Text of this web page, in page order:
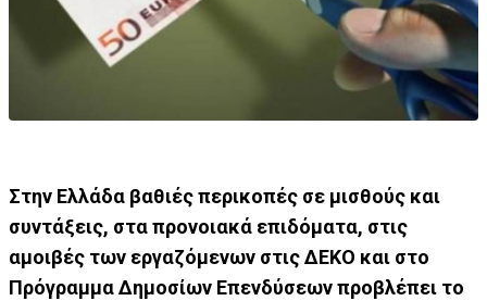
Στην Ελλάδα βαθιές περικοπές σε μισθούς και
συντάξεις, στα προνοιακά επιδόματα, στις
αμοιβές των εργαζόμενων στις ΔΕΚΟ και στο
Πρόγραμμα Δημοσίων Επενδύσεων προβλέπει το